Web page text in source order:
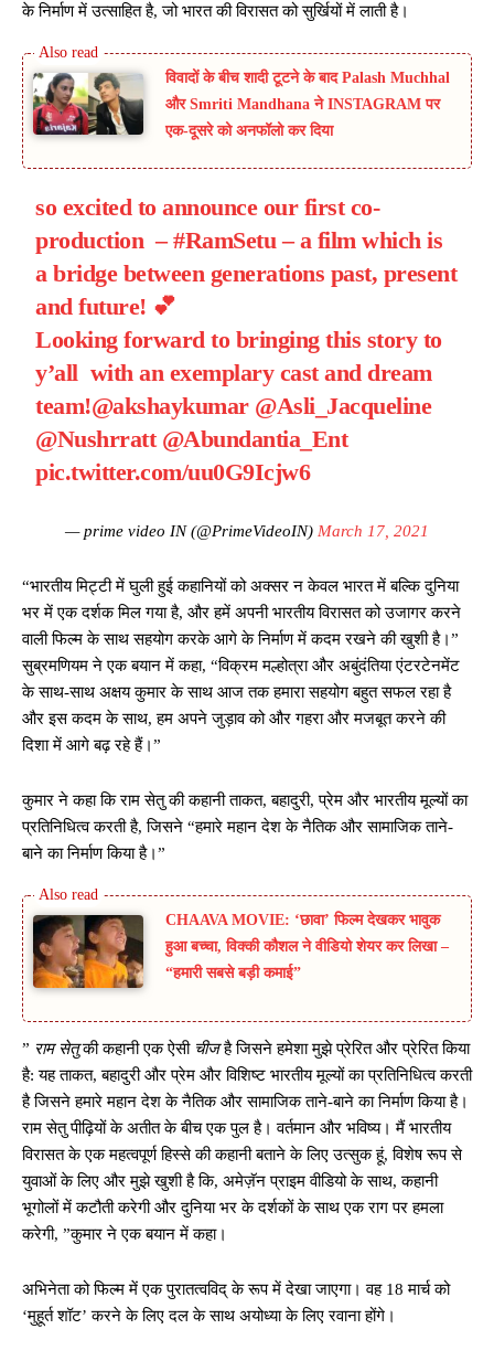
के निर्माण में उत्साहित है, जो भारत की विरासत को सुर्खियों में लाती है।
विवादों के बीच शादी टूटने के बाद Palash Muchhal
और Smriti Mandhana ने INSTAGRAM पर
एक-दूसरे को अनफॉलो कर दिया
so excited to announce our first co-
production –#RamSetu – a film which is
a bridge between generations past, present
and future! 💕
Looking forward to bringing this story to
y’all with an exemplary cast and dream
team!@akshaykumar @Asli_Jacqueline
@Nushrratt @Abundantia_Ent
pic.twitter.com/uu0G9Icjw6
— prime video IN (@PrimeVideoIN) March 17, 2021
“भारतीय मिट्टी में घुली हुई कहानियों को अक्सर न केवल भारत में बल्कि दुनिया
भर में एक दर्शक मिल गया है, और हमें अपनी भारतीय विरासत को उजागर करने
वाली फिल्म के साथ सहयोग करके आगे के निर्माण में कदम रखने की खुशी है।”
सुब्रमणियम ने एक बयान में कहा, “विक्रम मल्होत्रा ​​और अबुंदंतिया एंटरटेनमेंट
के साथ-साथ अक्षय कुमार के साथ आज तक हमारा सहयोग बहुत सफल रहा है
और इस कदम के साथ, हम अपने जुड़ाव को और गहरा और मजबूत करने की
दिशा में आगे बढ़ रहे हैं।”
कुमार ने कहा कि राम सेतु की कहानी ताकत, बहादुरी, प्रेम और भारतीय मूल्यों का
प्रतिनिधित्व करती है, जिसने “हमारे महान देश के नैतिक और सामाजिक ताने-
बाने का निर्माण किया है।”
CHAAVA MOVIE: ‘छावा’ फिल्म देखकर भावुक
हुआ बच्चा, विक्की कौशल ने वीडियो शेयर कर लिखा –
“हमारी सबसे बड़ी कमाई”
” राम सेतुकी कहानी एक ऐसी चीजहै जिसने हमेशा मुझे प्रेरित और प्रेरित किया
है: यह ताकत, बहादुरी और प्रेम और विशिष्ट भारतीय मूल्यों का प्रतिनिधित्व करती
है जिसने हमारे महान देश के नैतिक और सामाजिक ताने-बाने का निर्माण किया है।
राम सेतु पीढ़ियों के अतीत के बीच एक पुल है। वर्तमान और भविष्य। मैं भारतीय
विरासत के एक महत्वपूर्ण हिस्से की कहानी बताने के लिए उत्सुक हूं, विशेष रूप से
युवाओं के लिए और मुझे खुशी है कि, अमेज़ॅन प्राइम वीडियो के साथ, कहानी
भूगोलों में कटौती करेगी और दुनिया भर के दर्शकों के साथ एक राग पर हमला
करेगी, ”कुमार ने एक बयान में कहा।
अभिनेता को फिल्म में एक पुरातत्वविद् के रूप में देखा जाएगा। वह 18 मार्च को
‘मुहूर्त शॉट’ करने के लिए दल के साथ अयोध्या के लिए रवाना होंगे।